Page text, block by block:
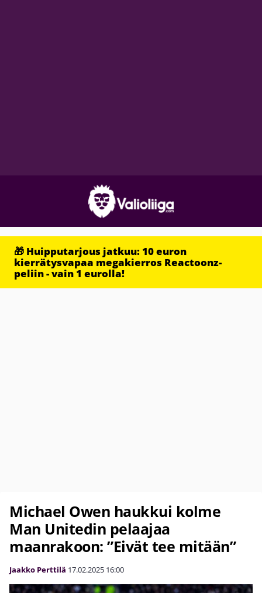
🎁 Huipputarjous jatkuu: 10 euron
kierrätysvapaa megakierros Reactoonz-
peliin - vain 1 eurolla!
Michael Owen haukkui kolme
Man Unitedin pelaajaa
maanrakoon: ”Eivät tee mitään”
Jaakko Perttilä 17.02.2025 16:00